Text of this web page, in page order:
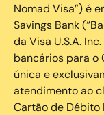
Nomad Visa”) é
Savings Bank
da Visa U.S.A.
bancários para o
única e
atendimento ao
Cartão de Débito